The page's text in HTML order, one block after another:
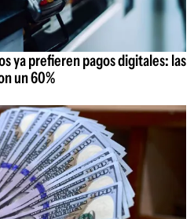
ya prefieren pagos digitales: las
un 60%